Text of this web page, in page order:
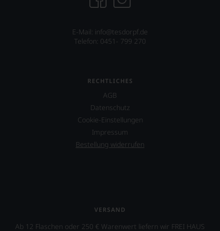
E-Mail: info@tesdorpf.de
Telefon: 0451- 799 270
RECHTLICHES
AGB
Datenschutz
Cookie-Einstellungen
Impressum
Bestellung widerrufen
VERSAND
Ab 12 Flaschen oder 250 € Warenwert liefern wir FREI HAUS